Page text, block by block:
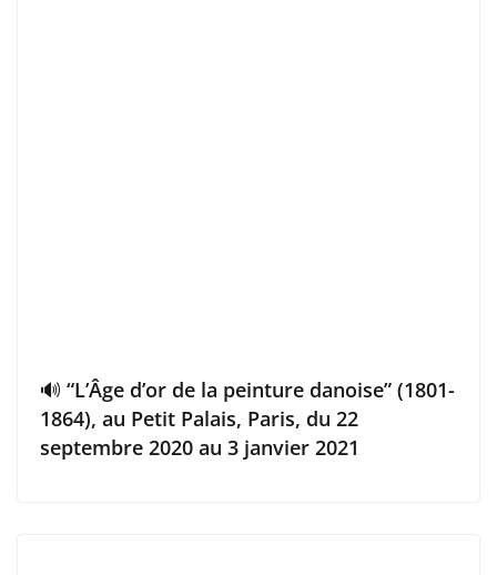
🔊 “L’Âge d’or de la peinture danoise” (1801-
1864), au Petit Palais, Paris, du 22
septembre 2020 au 3 janvier 2021